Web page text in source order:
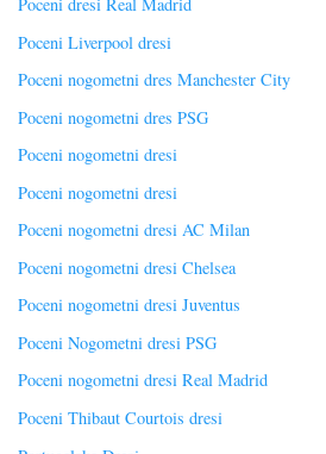
Poceni dresi Real Madrid
Poceni Liverpool dresi
Poceni nogometni dres Manchester City
Poceni nogometni dres PSG
Poceni nogometni dresi
Poceni nogometni dresi
Poceni nogometni dresi AC Milan
Poceni nogometni dresi Chelsea
Poceni nogometni dresi Juventus
Poceni Nogometni dresi PSG
Poceni nogometni dresi Real Madrid
Poceni Thibaut Courtois dresi